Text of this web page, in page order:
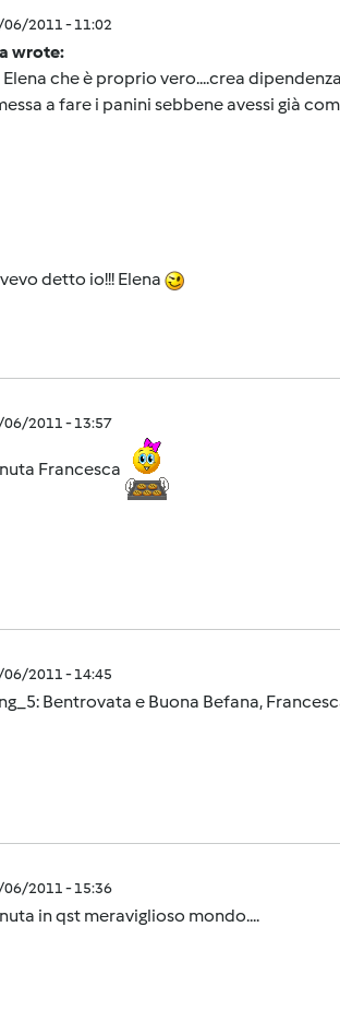
2011 - 11:02
wrote:
Elena che è proprio vero....crea
a fare i panini sebbene avessi già
detto io!!! Elena
06/2011 - 13:57
Francesca
2011 - 14:45
Bentrovata e Buona Befana,
06/2011 - 15:36
in qst meraviglioso mondo....